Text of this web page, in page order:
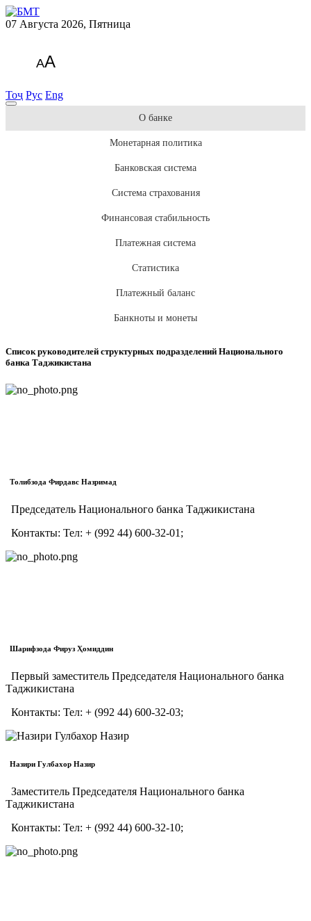
07 Августа 2026, Пятница
AA
Тоҷ Рус Eng
О банке
Монетарная политика
Банковская система
Система страхования
Финансовая стабильность
Платежная система
Статистика
Платежный баланс
Банкноты и монеты
Список руководителей структурных подразделений Национального
банка Таджикистана
Толибзода Фирдавс Назримад
Председатель Национального банка Таджикистана
Контакты: Тел: + (992 44) 600-32-01;
Шарифзода Фируз Ҳомиддин
Первый заместитель Председателя Национального банка
Таджикистана
Контакты: Тел: + (992 44) 600-32-03;
Назири Гулбахор Назир
Заместитель Председателя Национального банка
Таджикистана
Контакты: Тел: + (992 44) 600-32-10;